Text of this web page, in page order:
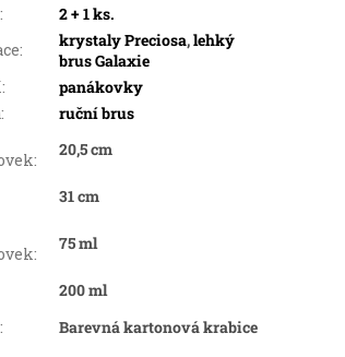
:
2 + 1 ks.
: krystaly Preciosa,lehký
brus Galaxie
:
panákovky
:
ruční brus
:
20,5 cm
31 cm
:
75 ml
200 ml
: Barevná kartonová krabice